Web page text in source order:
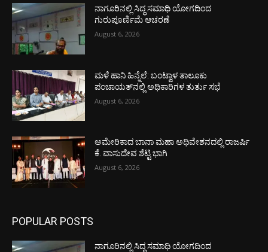
ನಾಗೂರಿನಲ್ಲಿ ಸಿದ್ಧ ಸಮಾಧಿ ಯೋಗದಿಂದ
ಗುರುಪೂರ್ಣಿಮೆ ಆಚರಣೆ
August 6, 2026
ಮಳೆ ಹಾನಿ ಹಿನ್ನೆಲೆ: ಬಂಟ್ವಾಳ ತಾಲೂಕು
ಪಂಚಾಯತ್‌ನಲ್ಲಿ ಅಧಿಕಾರಿಗಳ ತುರ್ತು ಸಭೆ
August 6, 2026
ಅಮೇರಿಕಾದ ಬಾನಾ ಮಹಾ ಅಧಿವೇಶನದಲ್ಲಿ ರಾಜರ್ಷಿ
ಕೆ. ವಾಸುದೇವ ಶೆಟ್ಟಿ ಭಾಗಿ
August 6, 2026
POPULAR POSTS
ನಾಗೂರಿನಲ್ಲಿ ಸಿದ್ಧ ಸಮಾಧಿ ಯೋಗದಿಂದ